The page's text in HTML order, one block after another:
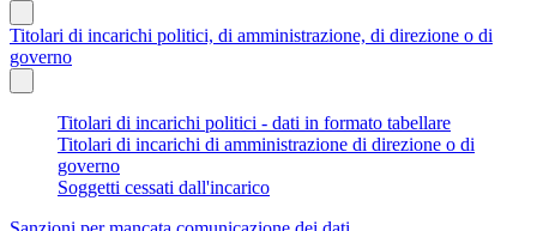
Titolari di incarichi politici, di amministrazione, di direzione o di
governo
Titolari di incarichi politici - dati in formato tabellare
Titolari di incarichi di amministrazione di direzione o di
governo
Soggetti cessati dall'incarico